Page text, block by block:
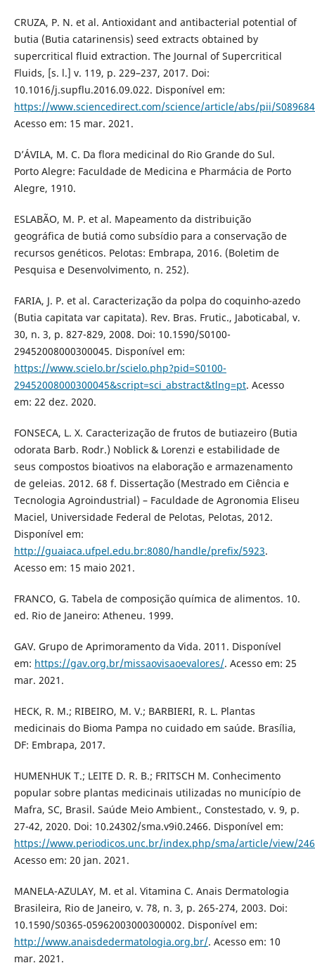
CRUZA, P. N. et al. Antioxidant and antibacterial potential of
butia (Butia catarinensis) seed extracts obtained by
supercritical fluid extraction. The Journal of Supercritical
Fluids, [s. l.] v. 119, p. 229–237, 2017. Doi:
10.1016/j.supflu.2016.09.022. Disponível em:
https://www.sciencedirect.com/science/article/abs/pii/
Acesso em: 15 mar. 2021.
D’ÁVILA, M. C. Da flora medicinal do Rio Grande do Sul.
Porto Alegre: Faculdade de Medicina e Pharmácia de Porto
Alegre, 1910.
ESLABÃO, M. P. et al. Mapeamento da distribuição
geográfica de butiá como subsídio para a conservação de
recursos genéticos. Pelotas: Embrapa, 2016. (Boletim de
Pesquisa e Desenvolvimento, n. 252).
FARIA, J. P. et al. Caracterização da polpa do coquinho-azedo
(Butia capitata var capitata). Rev. Bras. Frutic., Jaboticabal, v.
30, n. 3, p. 827-829, 2008. Doi: 10.1590/S0100-
29452008000300045. Disponível em:
https://www.scielo.br/scielo.php?pid=S0100-
29452008000300045&script=sci_abstract&tlng=pt. Acesso
em: 22 dez. 2020.
FONSECA, L. X. Caracterização de frutos de butiazeiro (Butia
odorata Barb. Rodr.) Noblick & Lorenzi e estabilidade de
seus compostos bioativos na elaboração e armazenamento
de geleias. 2012. 68 f. Dissertação (Mestrado em Ciência e
Tecnologia Agroindustrial) – Faculdade de Agronomia Eliseu
Maciel, Universidade Federal de Pelotas, Pelotas, 2012.
Disponível em:
http://guaiaca.ufpel.edu.br:8080/handle/prefix/5923.
Acesso em: 15 maio 2021.
FRANCO, G. Tabela de composição química de alimentos. 10.
ed. Rio de Janeiro: Atheneu. 1999.
GAV. Grupo de Aprimoramento da Vida. 2011. Disponível
em: https://gav.org.br/missaovisaoevalores/. Acesso em: 25
mar. 2021.
HECK, R. M.; RIBEIRO, M. V.; BARBIERI, R. L. Plantas
medicinais do Bioma Pampa no cuidado em saúde. Brasília,
DF: Embrapa, 2017.
HUMENHUK T.; LEITE D. R. B.; FRITSCH M. Conhecimento
popular sobre plantas medicinais utilizadas no município de
Mafra, SC, Brasil. Saúde Meio Ambient., Constestado, v. 9, p.
27-42, 2020. Doi: 10.24302/sma.v9i0.2466. Disponível em:
https://www.periodicos.unc.br/index.php/sma/article/view/
Acesso em: 20 jan. 2021.
MANELA-AZULAY, M. et al. Vitamina C. Anais Dermatologia
Brasileira, Rio de Janeiro, v. 78, n. 3, p. 265-274, 2003. Doi:
10.1590/S0365-05962003000300002. Disponível em:
http://www.anaisdedermatologia.org.br/. Acesso em: 10
mar. 2021.